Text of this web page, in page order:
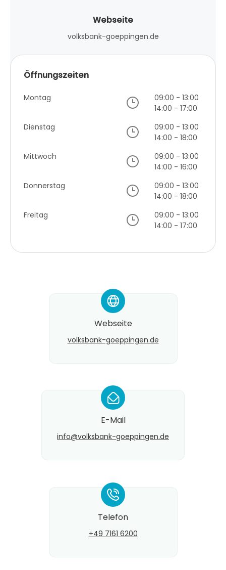
Webseite
volksbank-goeppingen.de
Öffnungszeiten
Montag
09:00 - 13:00
14:00 - 17:00
Dienstag
09:00 - 13:00
14:00 - 18:00
Mittwoch
09:00 - 13:00
14:00 - 16:00
Donnerstag
09:00 - 13:00
14:00 - 18:00
Freitag
09:00 - 13:00
14:00 - 17:00
*
Webseite
volksbank-goeppingen.de
*
E-Mail
info@​volksbank-goeppingen.de
*
Telefon
+49 7161 6200